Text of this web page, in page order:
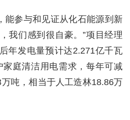
能参与和见证从化石能源到新
我们感到很自豪。”项目经理
年发电量预计达2.271亿千瓦
家庭清洁用电需求，每年可减
吨，相当于人工造林18.86万